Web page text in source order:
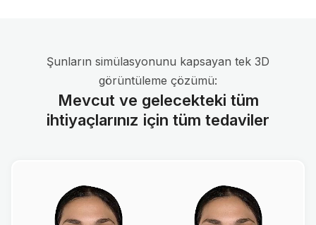
Şunların simülasyonunu kapsayan tek 3D
görüntüleme çözümü:
Mevcut ve gelecekteki tüm
ihtiyaçlarınız için tüm tedaviler